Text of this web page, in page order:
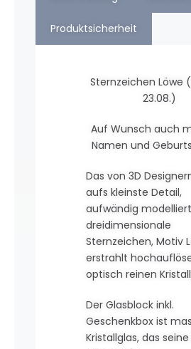
Produktsicherheit
Sternzeichen Löwe
23.08.)
Auf Wunsch auch
Namen und
Das von 3D
aufs kleinste Detail,
aufwändig
dreidimensionale
Sternzeichen, Motiv
erstrahlt
optisch reinen
Der Glasblock inkl.
Geschenkbox ist
Kristallglas, das seine